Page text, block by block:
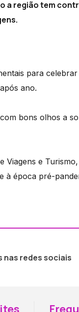
a região tem
para
ano.
bons olhos a
Viagens e
à época pré-
nas redes sociais